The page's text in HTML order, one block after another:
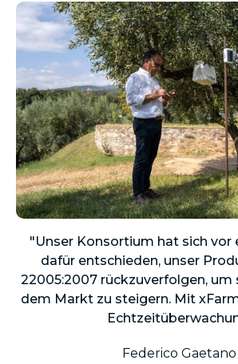
"Unser Konsortium hat sich vor
dafür entschieden, unser
22005:2007 rückzuverfolgen, um
dem Markt zu steigern. Mit
Federico Gaetano